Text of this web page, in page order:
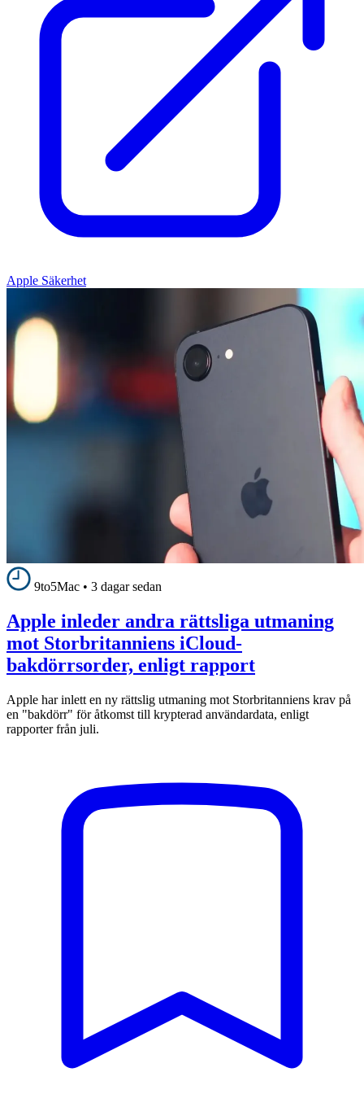
Apple Säkerhet
9to5Mac • 3 dagar sedan
Apple inleder andra rättsliga utmaning
mot Storbritanniens iCloud-
bakdörrsorder, enligt rapport
Apple har inlett en ny rättslig utmaning mot Storbritanniens krav på
en "bakdörr" för åtkomst till krypterad användardata, enligt
rapporter från juli.